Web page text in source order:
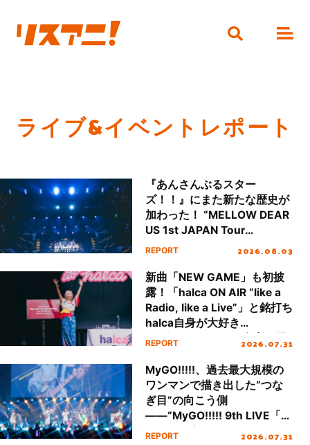
ライブ&イベントレポート
『あんさんぶるスター
ズ！！』にまた新たな歴史が
加わった！ “MELLOW DEAR
US 1st JAPAN Tour
Final「NICE to meet YOU
ート!!
REPORT 2026.08.03
新曲「NEW GAME」も初披
露！「halca ON AIR “like a
Radio, like a Live”」と銘打ち
halca自身が大好き
な“歌”と“トーク”を全力で届
REPORT 2026.07.31
MyGO!!!!!、過去最大規模の
ワンマンで描き出した“つな
ぎ目”の向こう側
――“MyGO!!!!! 9th LIVE「つ
なぎ目の向こうに」”DAY2レ
REPORT 2026.07.31